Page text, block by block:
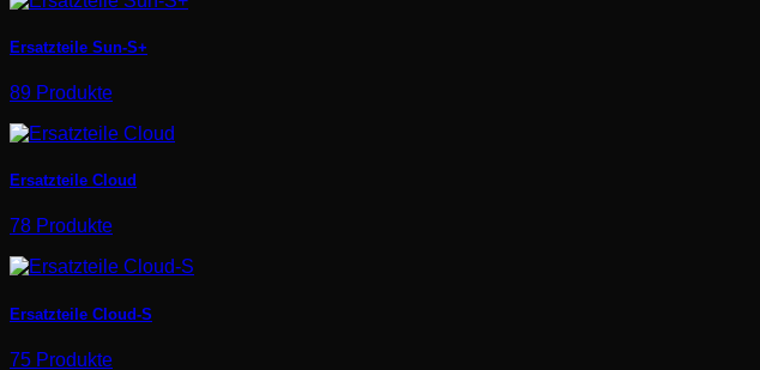
Ersatzteile Sun-S+
89 Produkte
Ersatzteile Cloud
78 Produkte
Ersatzteile Cloud-S
75 Produkte